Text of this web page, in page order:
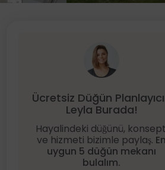
Ücretsiz Düğün
Leyla Burada!
Hayalindeki düğünü,
ve hizmeti bizimle paylaş. En
uygun 5 düğün mekanı
bulalım.